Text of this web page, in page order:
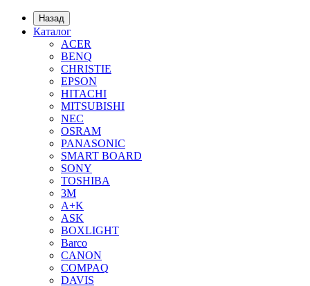
Назад
Каталог
ACER
BENQ
CHRISTIE
EPSON
HITACHI
MITSUBISHI
NEC
OSRAM
PANASONIC
SMART BOARD
SONY
TOSHIBA
3М
A+K
ASK
BOXLIGHT
Barco
CANON
COMPAQ
DAVIS